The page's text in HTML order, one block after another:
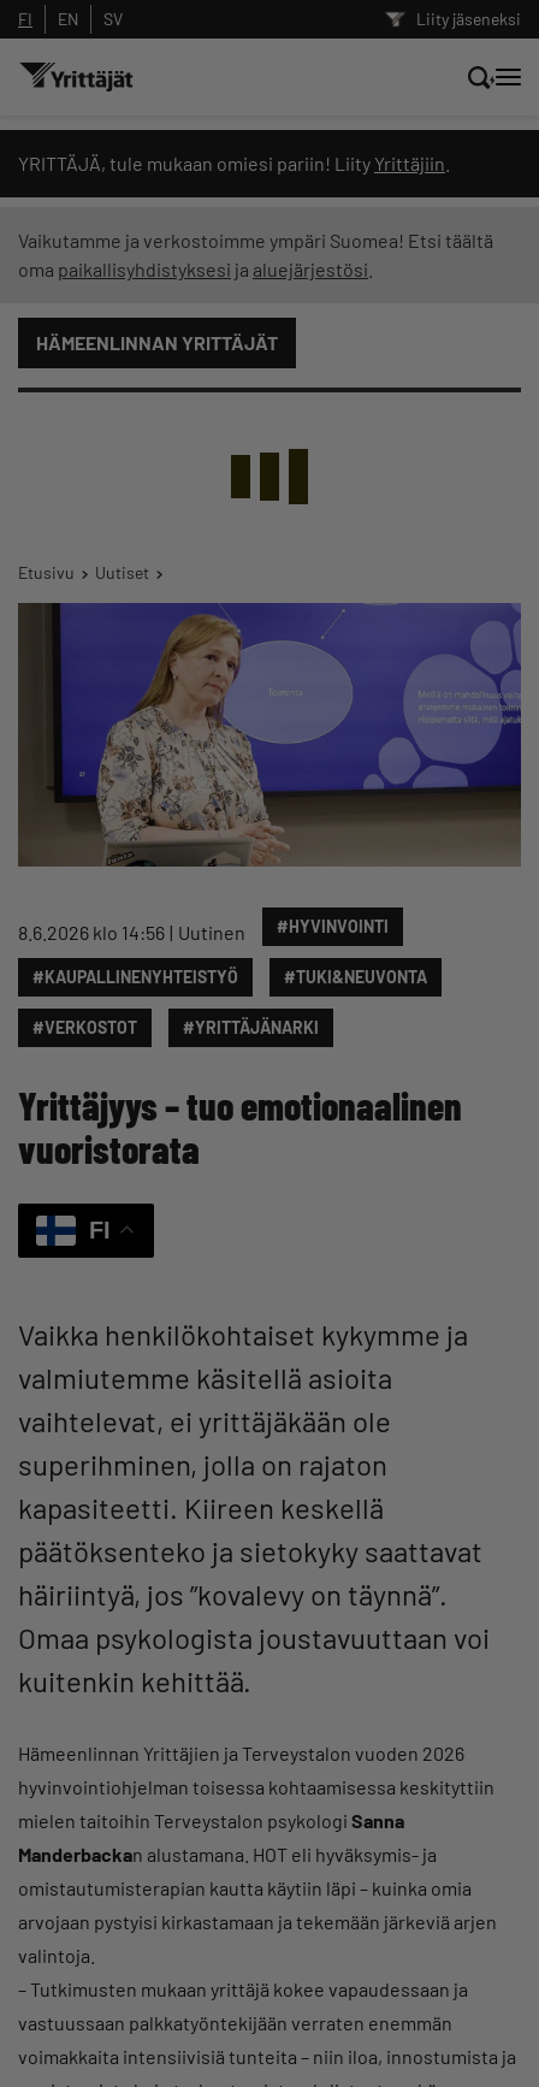
Liity jäseneksi
FI EN SV
YRITTÄJÄ, tule mukaan omiesi pariin! Liity Yrittäjiin
Vaikutamme ja verkostoimme ympäri Suomea! Etsi täältä
oma paikallisyhdistyksesi ja aluejärjestösi
HÄMEENLINNAN YRITTÄJÄT
Etusivu Uutiset
8.6.2026 klo 14:56 Uutinen #HYVINVOINTI
#KAUPALLINENYHTEISTYÖ #TUKI&NEUVONTA
#VERKOSTOT #YRITTÄJÄNARKI
Yrittäjyys – tuo emotionaalinen
vuoristorata
FI
Vaikka henkilökohtaiset kykymme ja
valmiutemme käsitellä asioita
vaihtelevat, ei yrittäjäkään ole
superihminen, jolla on rajaton
kapasiteetti. Kiireen keskellä
päätöksenteko ja sietokyky saattavat
häiriintyä, jos ”kovalevy on täynnä”.
Omaa psykologista joustavuuttaan voi
kuitenkin kehittää.
Hämeenlinnan Yrittäjien ja Terveystalon vuoden 2026
hyvinvointiohjelman toisessa kohtaamisessa keskityttiin
mielen taitoihin Terveystalon psykologi Sanna
Manderbackan alustamana. HOT eli hyväksymis- ja
omistautumisterapian kautta käytiin läpi – kuinka omia
arvojaan pystyisi kirkastamaan ja tekemään järkeviä arjen
valintoja.
– Tutkimusten mukaan yrittäjä kokee vapaudessaan ja
vastuussaan palkkatyöntekijään verraten enemmän
voimakkaita intensiivisiä tunteita – niin iloa, innostumista ja
Hae sivustolta tai kysy suoraan
Yrittäjien tekoälyltä
Suodata hakutuloksia: näytä kaikki sisältö